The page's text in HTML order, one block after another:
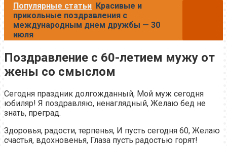
Популярные статьи Красивые и
прикольные поздравления с
международным днем дружбы — 30
июля
Поздравление с 60-летием мужу от
жены со смыслом
Сегодня праздник долгожданный, Мой муж сегодня
юбиляр! Я поздравляю, ненаглядный, Желаю бед не
знать, преград.
Здоровья, радости, терпенья, И пусть сегодня 60, Желаю
счастья, вдохновенья, Глаза пусть радостью горят!